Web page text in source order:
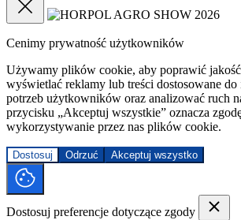
Cenimy prywatność użytkowników
Używamy plików cookie, aby poprawić
wyświetlać reklamy lub treści dostosowane
potrzeb użytkowników oraz analizować ruch
przycisku „Akceptuj wszystkie” oznacza
wykorzystywanie przez nas plików cookie.
Dostosuj Odrzuć Akceptuj wszystko
Dostosuj preferencje dotyczące zgody